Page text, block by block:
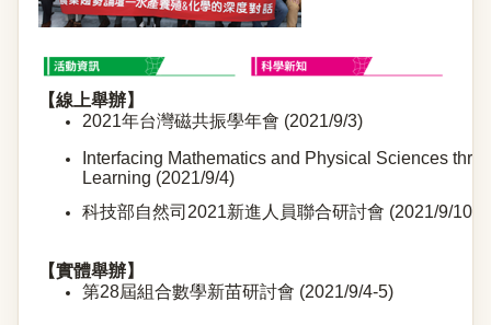
【線上舉辦】
2021年台灣磁共振學年會 (2021/9/3)
Interfacing Mathematics and Physical Sciences
Learning (2021/9/4)
科技部自然司2021新進人員聯合研討會 (2021/9/10)
【實體舉辦】
第28屆組合數學新苗研討會 (2021/9/4-5)